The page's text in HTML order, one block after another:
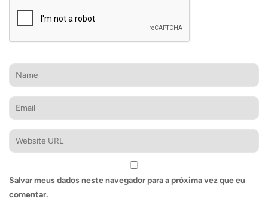
Salvar meus dados neste navegador para a próxima vez que eu
comentar.